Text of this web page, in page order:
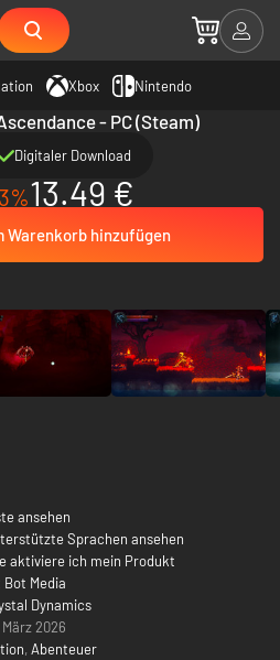
Xbox Nintendo
- PC (Steam)
Digitaler Download
13.49 €
Warenkorb hinzufügen
ansehen
Sprachen ansehen
aktiviere ich mein Produkt
Bot Media
Dynamics
2026
, Abenteuer